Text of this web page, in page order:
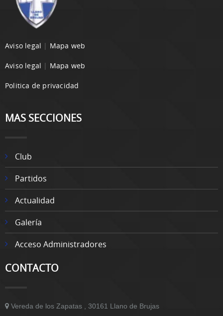
Aviso legal | Mapa web
Aviso legal | Mapa web
Politica de privacidad
MAS SECCIONES
Club
Partidos
Actualidad
Galería
Acceso Administradores
CONTACTO
Vereda de los Zapatas , 30161 Llano de Brujas